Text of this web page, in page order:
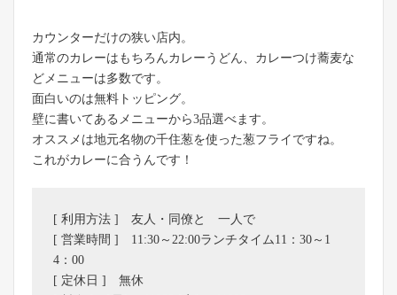
カウンターだけの狭い店内。
通常のカレーはもちろんカレーうどん、カレーつけ蕎麦な
どメニューは多数です。
面白いのは無料トッピング。
壁に書いてあるメニューから3品選べます。
オススメは地元名物の千住葱を使った葱フライですね。
これがカレーに合うんです！
[ 利用方法 ] 友人・同僚と 一人で
[ 営業時間 ] 11:30～22:00ランチタイム11：30～1
4：00
[ 定休日 ] 無休